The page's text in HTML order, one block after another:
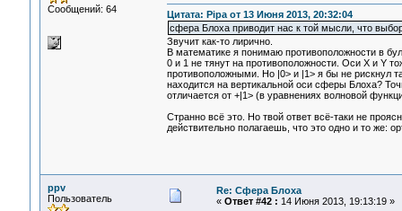
Сообщений: 64
Цитата: Pipa от 13 Июня 2013, 20:32:04
сфера Блоха приводит нас к той мысли, что
Звучит как-то лирично.
В математике я понимаю противоположности в
0 и 1 не тянут на противоположности. Оси Х и Y
противоположными. Но |0> и |1> я бы не рискнул
находится на вертикальной оси сферы Блоха?
отличается от +|1> (в уравнениях волновой
Странно всё это. Но твой ответ всё-таки не
действительно полагаешь, что это одно и то же:
ppv
Пользователь
Re: Сфера Блоха
« Ответ #42 : 14 Июня 2013, 19:13:19 »